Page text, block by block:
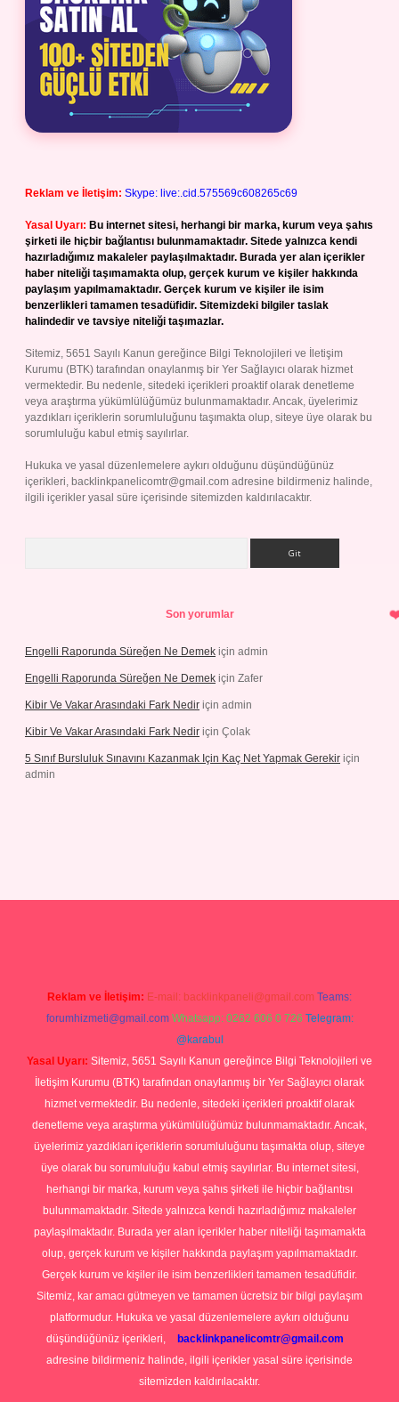
Reklam ve İletişim: Skype: live:.cid.575569c608265c69
Yasal Uyarı: Bu internet sitesi, herhangi bir marka, kurum veya şahıs
şirketi ile hiçbir bağlantısı bulunmamaktadır. Sitede yalnızca kendi
hazırladığımız makaleler paylaşılmaktadır. Burada yer alan içerikler
haber niteliği taşımamakta olup, gerçek kurum ve kişiler hakkında
paylaşım yapılmamaktadır. Gerçek kurum ve kişiler ile isim
benzerlikleri tamamen tesadüfidir. Sitemizdeki bilgiler taslak
halindedir ve tavsiye niteliği taşımazlar.
Sitemiz, 5651 Sayılı Kanun gereğince Bilgi Teknolojileri ve İletişim
Kurumu (BTK) tarafından onaylanmış bir Yer Sağlayıcı olarak hizmet
vermektedir. Bu nedenle, sitedeki içerikleri proaktif olarak denetleme
veya araştırma yükümlülüğümüz bulunmamaktadır. Ancak, üyelerimiz
yazdıkları içeriklerin sorumluluğunu taşımakta olup, siteye üye olarak bu
sorumluluğu kabul etmiş sayılırlar.
Hukuka ve yasal düzenlemelere aykırı olduğunu düşündüğünüz
içerikleri, backlinkpanelicomtr@gmail.com adresine bildirmeniz halinde,
ilgili içerikler yasal süre içerisinde sitemizden kaldırılacaktır.
Son yorumlar
Engelli Raporunda Süreğen Ne Demek için admin
Engelli Raporunda Süreğen Ne Demek için Zafer
Kibir Ve Vakar Arasındaki Fark Nedir için admin
Kibir Ve Vakar Arasındaki Fark Nedir için Çolak
5 Sınıf Bursluluk Sınavını Kazanmak Için Kaç Net Yapmak Gerekir için
admin
Reklam ve İletişim: E-mail: backlinkpaneli@gmail.com Teams:
forumhizmeti@gmail.com Whatsapp: 0262 606 0 726 Telegram:
@karabul
Yasal Uyarı: Sitemiz, 5651 Sayılı Kanun gereğince Bilgi Teknolojileri ve
İletişim Kurumu (BTK) tarafından onaylanmış bir Yer Sağlayıcı olarak
hizmet vermektedir. Bu nedenle, sitedeki içerikleri proaktif olarak
denetleme veya araştırma yükümlülüğümüz bulunmamaktadır. Ancak,
üyelerimiz yazdıkları içeriklerin sorumluluğunu taşımakta olup, siteye
üye olarak bu sorumluluğu kabul etmiş sayılırlar. Bu internet sitesi,
herhangi bir marka, kurum veya şahıs şirketi ile hiçbir bağlantısı
bulunmamaktadır. Sitede yalnızca kendi hazırladığımız makaleler
paylaşılmaktadır. Burada yer alan içerikler haber niteliği taşımamakta
olup, gerçek kurum ve kişiler hakkında paylaşım yapılmamaktadır.
Gerçek kurum ve kişiler ile isim benzerlikleri tamamen tesadüfidir.
Sitemiz, kar amacı gütmeyen ve tamamen ücretsiz bir bilgi paylaşım
platformudur. Hukuka ve yasal düzenlemelere aykırı olduğunu
düşündüğünüz içerikleri,
backlinkpanelicomtr@gmail.com
adresine bildirmeniz halinde, ilgili içerikler yasal süre içerisinde
sitemizden kaldırılacaktır.